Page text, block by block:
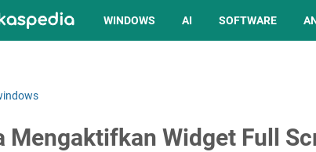
WINDOWS AI SOFTWARE
Mengaktifkan Widget Full